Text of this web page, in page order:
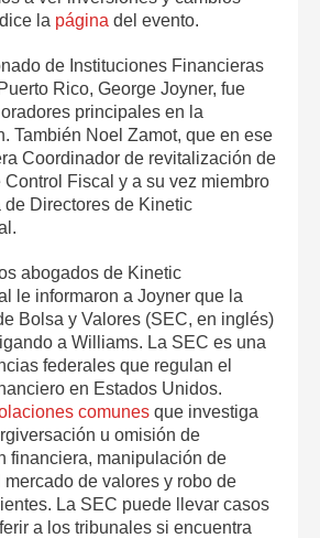
la página del evento.
de Instituciones Financieras
Rico, George Joyner, fue
principales en la
También Noel Zamot, que en ese
Coordinador de revitalización de
Control Fiscal y a su vez miembro
de Directores de Kinetic
abogados de Kinetic
le informaron a Joyner que la
Bolsa y Valores (SEC, en inglés)
a Williams. La SEC es una
federales que regulan el
en Estados Unidos.
comunes que investiga
u omisión de
financiera, manipulación de
mercado de valores y robo de
La SEC puede llevar casos
a los tribunales si encuentra